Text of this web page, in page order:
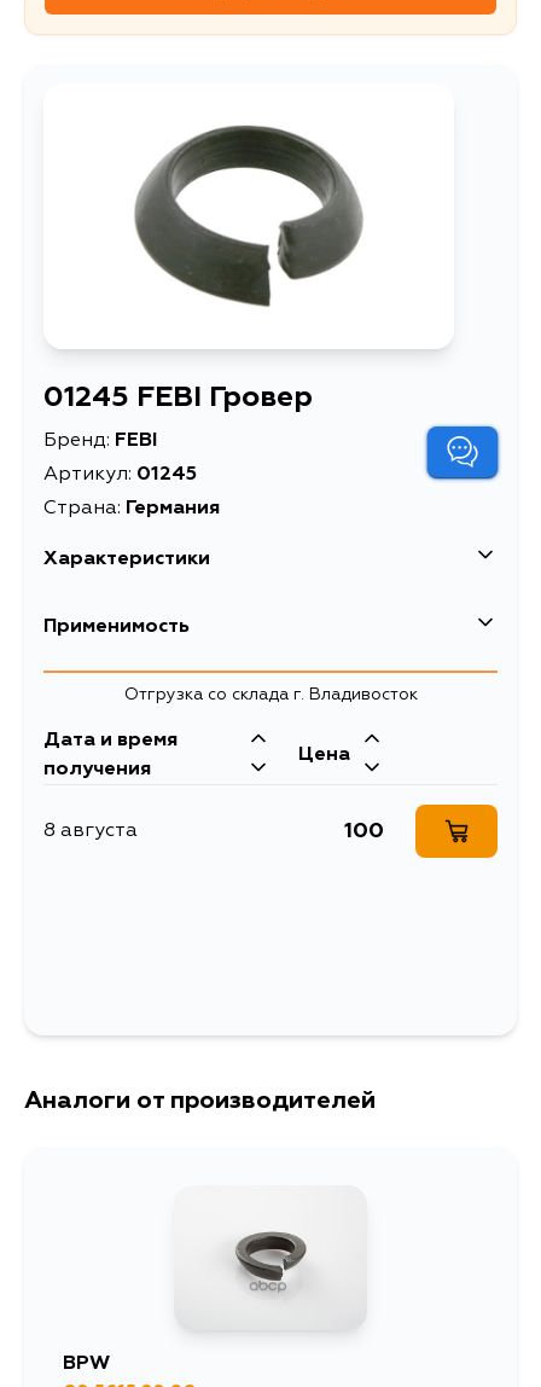
01245 FEBI Гровер
Бренд: FEBI
Артикул: 01245
Страна: Германия
Характеристики
EAN-13
Длина упаковки, мм
Масса, кг 0.022
Описание Гровер
Применимость
Отгрузка со склада г. Владивосток
Дата и время
получения
Цена
8 августа 100
Аналоги от производителей
BPW